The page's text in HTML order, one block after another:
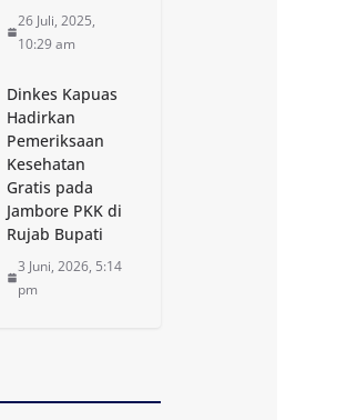
26 Juli, 2025,
10:29 am
Dinkes Kapuas
Hadirkan
Pemeriksaan
Kesehatan
Gratis pada
Jambore PKK di
Rujab Bupati
3 Juni, 2026, 5:14
pm